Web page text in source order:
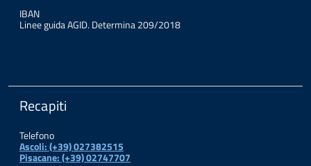
IBAN
Linee guida AGID. Determina 209/2018
Recapiti
Telefono
Ascoli: (+39) 027382515
Pisacane: (+39) 02747707